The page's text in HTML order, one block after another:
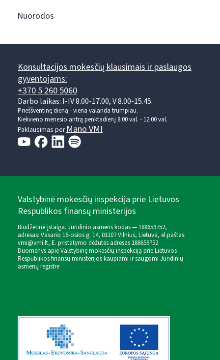
Nuorodos
Konsultacijos mokesčių klausimais ir paslaugos
gyventojams:
+370 5 260 5060
Darbo laikas: I-IV 8.00-17.00, V 8.00-15.45.
Prieššventinę dieną - viena valanda trumpiau.
Kiekvieno mėnesio antrą penktadienį 8.00 val. - 12.00 val.
Paklausimas per Mano VMI
Valstybinė mokesčių inspekcija prie Lietuvos
Respublikos finansų ministerijos
Biudžetinė įstaiga. Juridinio asmens kodas — 188659752,
adresas: Vasario 16-osios g. 14, 01107 Vilnius, Lietuva, el.paštas:
vmi@vmi.lt, E. pristatymo dėžutės adresas 188659752
Duomenys apie Valstybinę mokesčių inspekciją prie Lietuvos
Respublikos finansų ministerijos kaupiami ir saugomi Juridinių
asmenų registre